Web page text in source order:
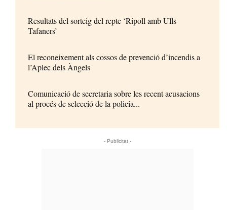
Resultats del sorteig del repte ‘Ripoll amb Ulls
Tafaners’
El reconeixement als cossos de prevenció d’incendis a
l’Aplec dels Àngels
Comunicació de secretaria sobre les recent acusacions
al procés de selecció de la policia...
- Publicitat -